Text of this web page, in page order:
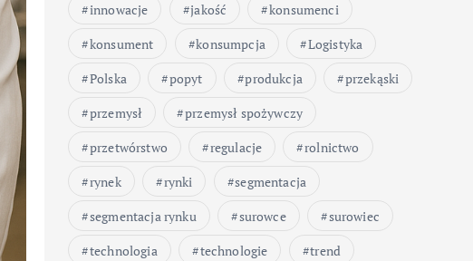
innowacje
jakość
konsumenci
konsument
konsumpcja
Logistyka
Polska
popyt produkcja
przekąski
przemysł
przemysł spożywczy
przetwórstwo
regulacje
rolnictwo
rynek
rynki
segmentacja
segmentacja rynku
surowce
surowiec
technologia
technologie
trend